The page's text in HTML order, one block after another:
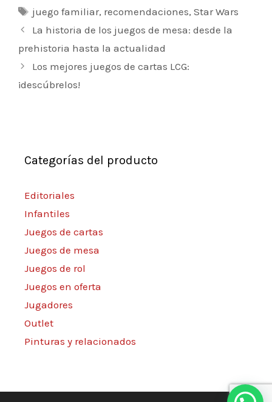
Etiquetas
juego familiar, recomendaciones,Star Wars
Navegación
entradas
La historia de los juegos de mesa: desde la
prehistoria hasta la actualidad
Los mejores juegos de cartas LCG:
¡descúbrelos!
Categorías del producto
Editoriales
Infantiles
Juegos de cartas
Juegos de mesa
Juegos de rol
Juegos en oferta
Jugadores
Outlet
Pinturas y relacionados